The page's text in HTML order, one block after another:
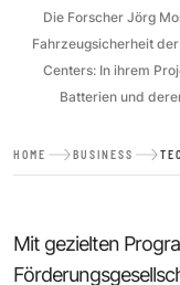
Die Forscher Jörg
Fahrzeugsicherheit
Centers: In ihrem
Batterien und
HOME BUSINESS
Mit gezielten